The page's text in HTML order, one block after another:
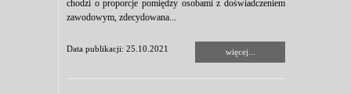
chodzi o proporcje pomiędzy osobami z doświadczeniem
zawodowym, zdecydowana...
Data publikacji: 25.10.2021 więcej...